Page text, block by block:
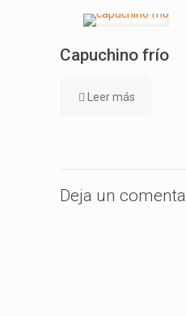
Capuchino frío
Leer más
Deja un